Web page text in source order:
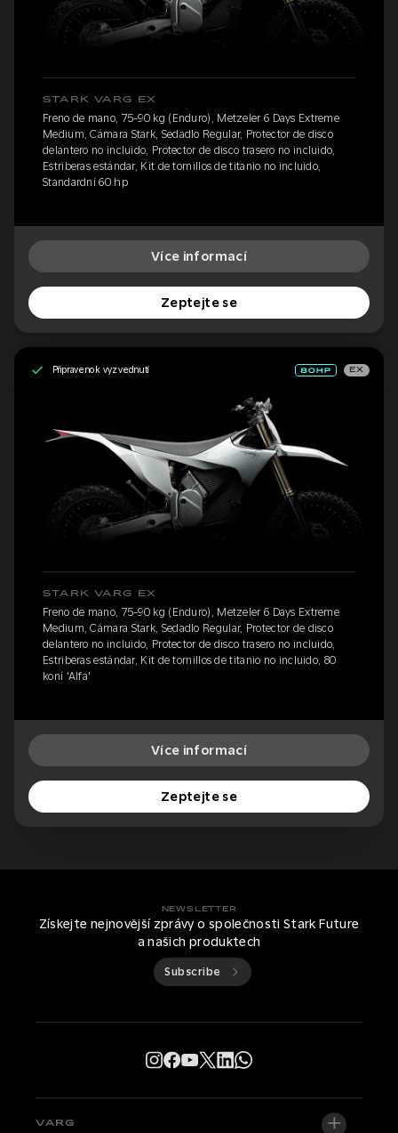
STARK VARG EX
Freno de mano, 75-90 kg (Enduro), Metzeler 6 Days Extreme
Medium, Cámara Stark, Sedadlo Regular, Protector de disco
delantero no incluido, Protector de disco trasero no incluido,
Estriberas estándar, Kit de tornillos de titanio no incluido,
Standardní 60 hp
Více informací
Zeptejte se
Připraveno k vyzvednutí EX
STARK VARG EX
Freno de mano, 75-90 kg (Enduro), Metzeler 6 Days Extreme
Medium, Cámara Stark, Sedadlo Regular, Protector de disco
delantero no incluido, Protector de disco trasero no incluido,
Estriberas estándar, Kit de tornillos de titanio no incluido, 80
koní 'Alfa'
Více informací
Zeptejte se
NEWSLETTER
Získejte nejnovější zprávy o společnosti Stark Future
a našich produktech
Subscribe
VARG